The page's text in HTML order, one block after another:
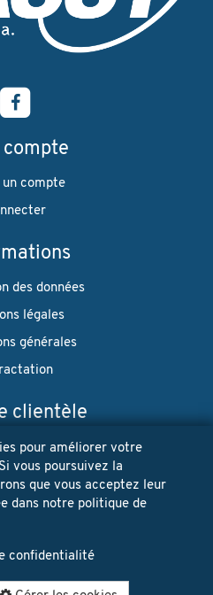
compte
un compte
des données
légales
générales
clientèle
personnelles ne seront jamais
possible à tout moment.
pour améliorer votre
vous poursuivez la
que vous acceptez leur
dans notre politique de
confidentialité